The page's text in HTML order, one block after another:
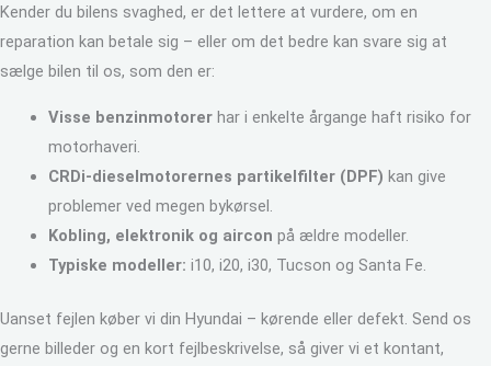
Kender du bilens svaghed, er det lettere at vurdere, om en
reparation kan betale sig – eller om det bedre kan svare sig at
sælge bilen til os, som den er:
Visse benzinmotorerhar i enkelte årgange haft risiko for
motorhaveri.
CRDi-dieselmotorernes partikelfilter (DPF) kan give
problemer ved megen bykørsel.
Kobling, elektronik og aircon på ældre modeller.
Typiske modeller: i10, i20, i30, Tucson og Santa Fe.
Uanset fejlen køber vi din Hyundai – kørende eller defekt. Send os
gerne billeder og en kort fejlbeskrivelse, så giver vi et kontant,